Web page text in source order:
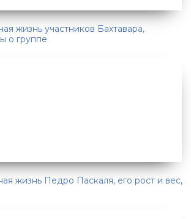
жизнь участников Бахтавара,
о группе
жизнь Педро Паскаля, его рост и вес,